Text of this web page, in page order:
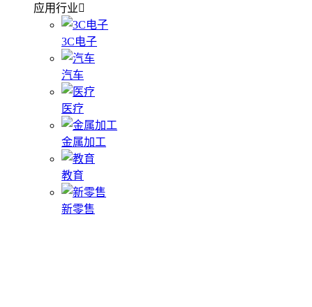
应用行业
3C电子
汽车
医疗
金属加工
教育
新零售